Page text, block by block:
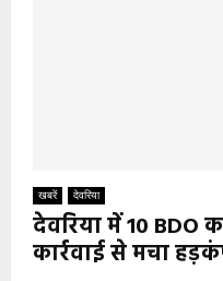
खबरें देवरिया
देवरिया में 10 BDO
कार्रवाई से मचा